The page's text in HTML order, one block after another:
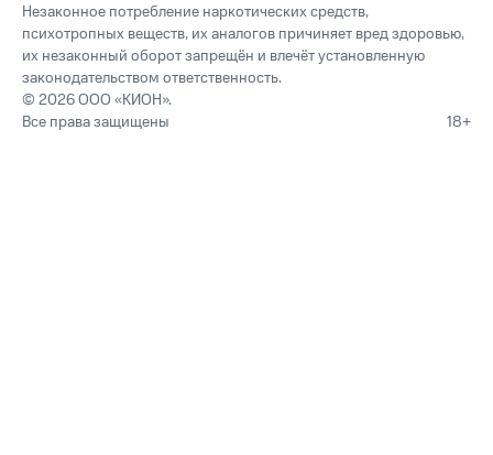
Незаконное потребление наркотических средств,
психотропных веществ, их аналогов причиняет вред здоровью,
их незаконный оборот запрещён и влечёт установленную
законодательством ответственность.
© 2026 ООО «КИОН».
Все права защищены
18+